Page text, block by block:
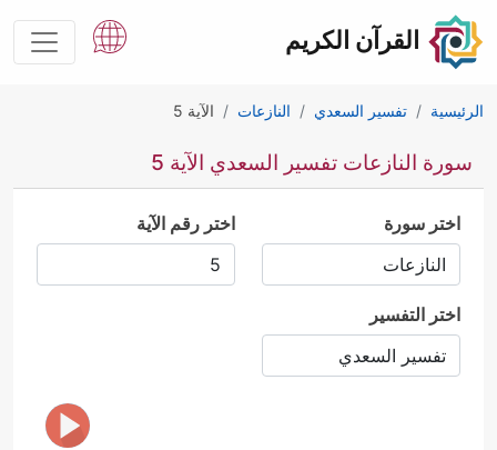
القرآن الكريم
الرئيسية تفسير السعدي النازعات الآية 5
سورة النازعات تفسير السعدي الآية 5
اختر سورة اختر رقم الآية
اختر التفسير